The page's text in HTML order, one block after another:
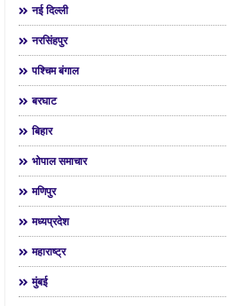
नई दिल्ली
नरसिंहपुर
पश्चिम बंगाल
बरघाट
बिहार
भोपाल समाचार
मणिपुर
मध्यप्रदेश
महाराष्ट्र
मुंबई